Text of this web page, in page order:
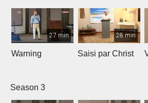
27 min
Warning
28 min
Saisi par Christ
Season 3